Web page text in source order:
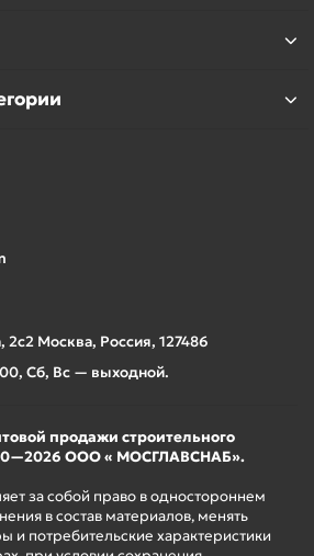
2с2 Москва, Россия, 127486
Сб, Вс — выходной.
продажи строительного
ООО « МОСГЛАВСНАБ».
за собой право в одностороннем
в состав материалов, менять
и потребительские характеристики